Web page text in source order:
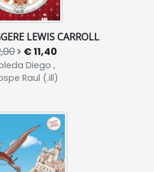
LEWIS CARROLL
€ 11,40
Diego ,
Raul (.ill)